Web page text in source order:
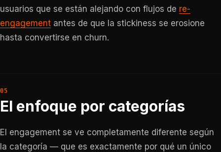
usuarios que se están alejando con flujos de re-
engagement antes de que la stickiness se erosione
hasta convertirse en churn.
El enfoque por categorías
El engagement se ve completamente diferente según
la categoría — que es exactamente por qué un único